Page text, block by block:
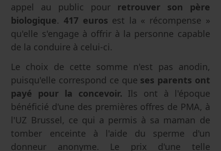
appel au public pour retrouver son père
biologique.417 euros est la « récompense »
qu'elle s'engage à offrir à la personne capable
de la conduire à celui-ci.
Le choix de cette somme n'est pas anodin,
puisqu'elle correspond ce que ses parents ont
payé pour la concevoir. Ils ont à l'époque
bénéficié d'une des premières offres de PMA, à
l'UZ Brussel, ce qui a permis à sa maman de
tomber enceinte à l'aide du sperme d'un
donneur anonyme. Le prix d'une telle